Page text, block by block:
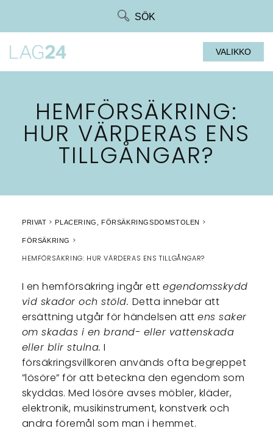
SÖK
VALIKKO
HEMFÖRSÄKRING:
HUR VÄRDERAS ENS
TILLGÅNGAR?
PRIVAT PLACERING, FÖRSÄKRINGSDOMSTOLEN
FÖRSÄKRING
HEMFÖRSÄKRING: HUR VÄRDERAS ENS TILLGÅNGAR?
I en hemförsäkring ingår ettegendomsskydd
vid skador och stöld. Detta innebär att
ersättning utgår för händelsen attens saker
om skadas i en brand- eller vattenskada
eller blir stulna. I
försäkringsvillkoren används ofta begreppet
”lösöre” för att beteckna den egendom som
skyddas. Med lösöre avses möbler, kläder,
elektronik, musikinstrument, konstverk och
andra föremål som man i hemmet.